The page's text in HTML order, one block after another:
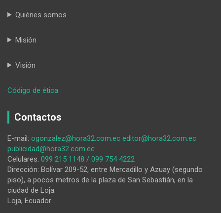
Quiénes somos
Misión
Visión
Código de ética
los
Contactos
E-mail: ogonzalez@hora32.com.ec editor@hora32.com.ec
publicidad@hora32.com.ec
Celulares: 099 215 1148 / 099 754 4222
Dirección: Bolívar 209-52, entre Mercadillo y Azuay (segundo
piso), a pocos metros de la plaza de San Sebastián, en la
ciudad de Loja.
Loja, Ecuador